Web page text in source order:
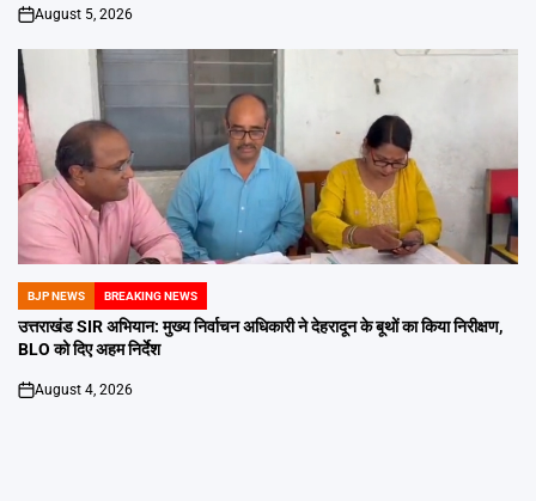
on
August 5, 2026
POSTED
IN
BJP NEWS BREAKING NEWS
उत्तराखंड SIR अभियान: मुख्य निर्वाचन अधिकारी ने देहरादून के बूथों का किया निरीक्षण,
BLO को दिए अहम निर्देश
on
August 4, 2026